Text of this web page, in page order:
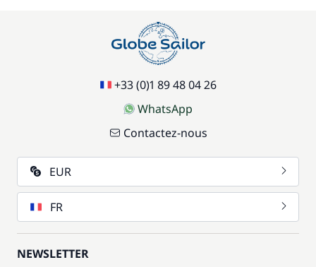
+33 (0)1 89 48 04 26
WhatsApp
Contactez-nous
EUR
FR
NEWSLETTER